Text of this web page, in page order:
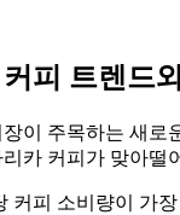
피 트렌드
이 주목하는 새로
카 커피가 맞아떨
커피 소비량이 가